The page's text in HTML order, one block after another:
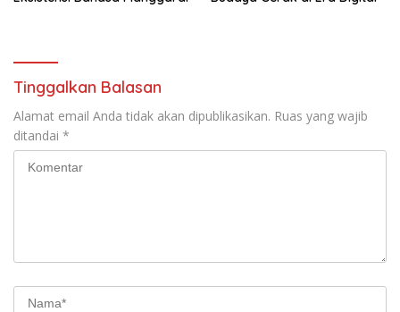
Tinggalkan Balasan
Alamat email Anda tidak akan dipublikasikan. Ruas yang wajib
ditandai *